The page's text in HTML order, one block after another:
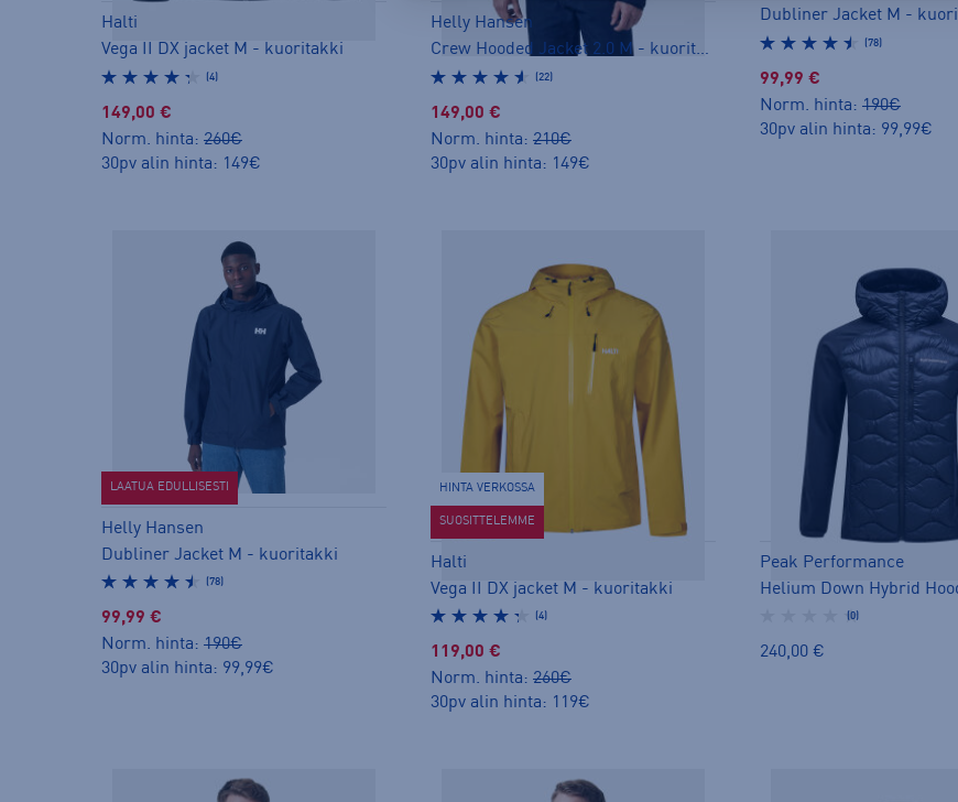
Halti
Vega II DX jacket M - kuoritakki
(4)
149,00 €
Norm. hinta: 260€
30pv alin hinta: 149€
Helly Hansen
Crew Hooded Jacket 2.0 M - kuoritakki
(22)
149,00 €
Norm. hinta: 210€
30pv alin hinta: 149€
Dubliner Jacket M -
(78)
99,99 €
Norm. hinta: 190€
30pv alin hinta: 99,99€
LAATUA EDULLISESTI
Helly Hansen
Dubliner Jacket M - kuoritakki
(78)
99,99 €
Norm. hinta: 190€
30pv alin hinta: 99,99€
HINTA VERKOSSA
SUOSITTELEMME
Halti
Vega II DX jacket M - kuoritakki
(4)
119,00 €
Norm. hinta: 260€
30pv alin hinta: 119€
Peak Performance
(0)
240,00 €